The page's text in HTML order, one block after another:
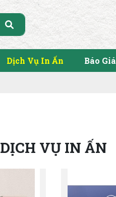
Dịch Vụ In Ấn Báo Giá
DỊCH VỤ IN ẤN